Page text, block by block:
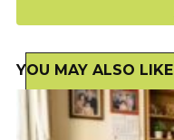
YOU MAY ALSO LIKE